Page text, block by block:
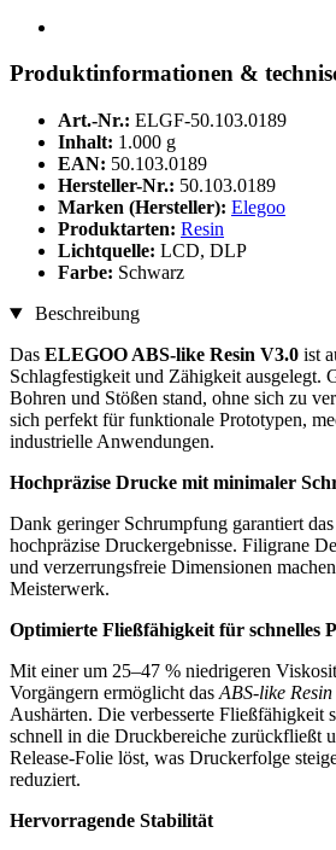
Produktinformationen &
Art.-Nr.: ELGF-50.103.0189
Inhalt: 1.000 g
EAN: 50.103.0189
Hersteller-Nr.: 50.103.0189
Marken (Hersteller): Elegoo
Produktarten: Resin
Lichtquelle: LCD, DLP
Farbe: Schwarz
Beschreibung
Das ELEGOO ABS-like Resin V3.0 ist
Schlagfestigkeit und Zähigkeit ausgelegt.
Bohren und Stößen stand, ohne sich zu
sich perfekt für funktionale Prototypen,
industrielle Anwendungen.
Hochpräzise Drucke mit minimaler
Dank geringer Schrumpfung garantiert das
hochpräzise Druckergebnisse. Filigrane
und verzerrungsfreie Dimensionen
Meisterwerk.
Optimierte Fließfähigkeit für schnelles
Mit einer um 25–47 % niedrigeren
Vorgängern ermöglicht das ABS-like
Aushärten. Die verbesserte Fließfähigkeit
schnell in die Druckbereiche zurückfließt
Release-Folie löst, was Druckerfolge
reduziert.
Hervorragende Stabilität